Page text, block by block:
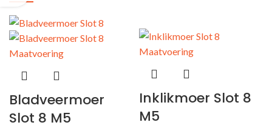
Bladveermoer
Slot 8 M5
Inklikmoer Slot 8
M5